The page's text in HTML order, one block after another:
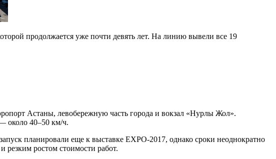
продолжается уже почти девять лет. На линию вывели все 19
Астаны, левобережную часть города и вокзал «Нурлы Жол».
около 40–50 км/ч.
планировали еще к выставке EXPO-2017, однако сроки неоднократно
резким ростом стоимости работ.